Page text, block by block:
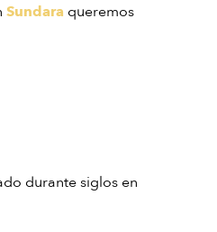
Sundara queremos
durante siglos en